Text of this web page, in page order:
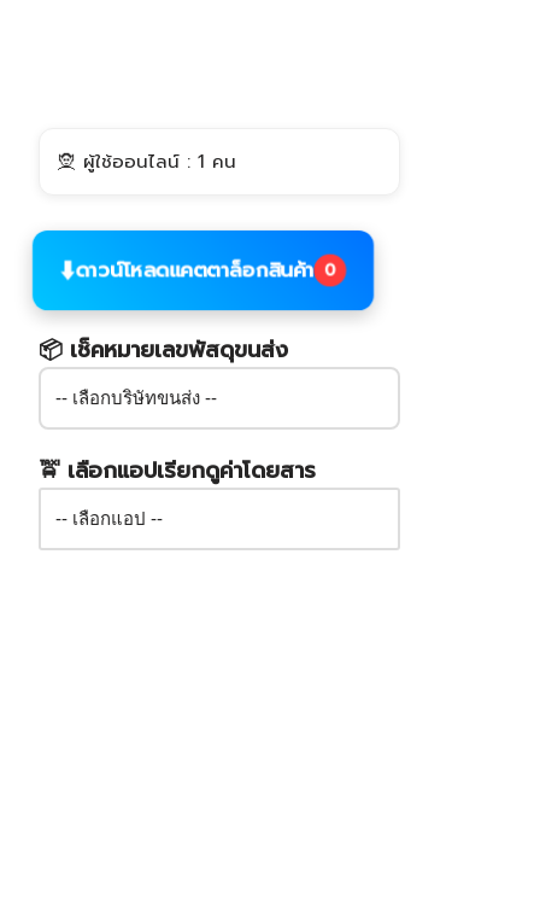
🧝 ผู้ใช้ออนไลน์ : 1 คน
⬇️ดาวน์โหลดแคตตาล็อกสินค้า 0
📦 เช็คหมายเลขพัสดุขนส่ง
🚖 เลือกแอปเรียกดูค่าโดยสาร